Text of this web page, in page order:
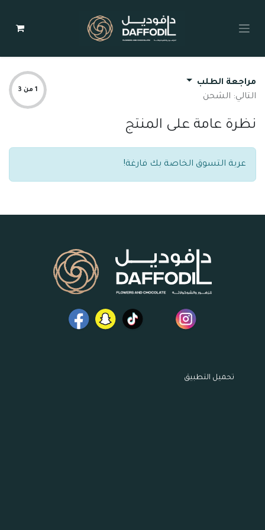
مراجعة الطلب
التالي: الشحن
1 من 3
نظرة عامة على المنتج
عربة التسوق الخاصة بك فارغة!
تحميل التطبيق